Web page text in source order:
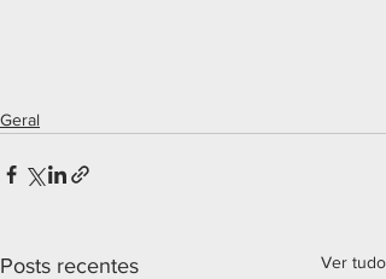
Geral
Posts recentes Ver tudo